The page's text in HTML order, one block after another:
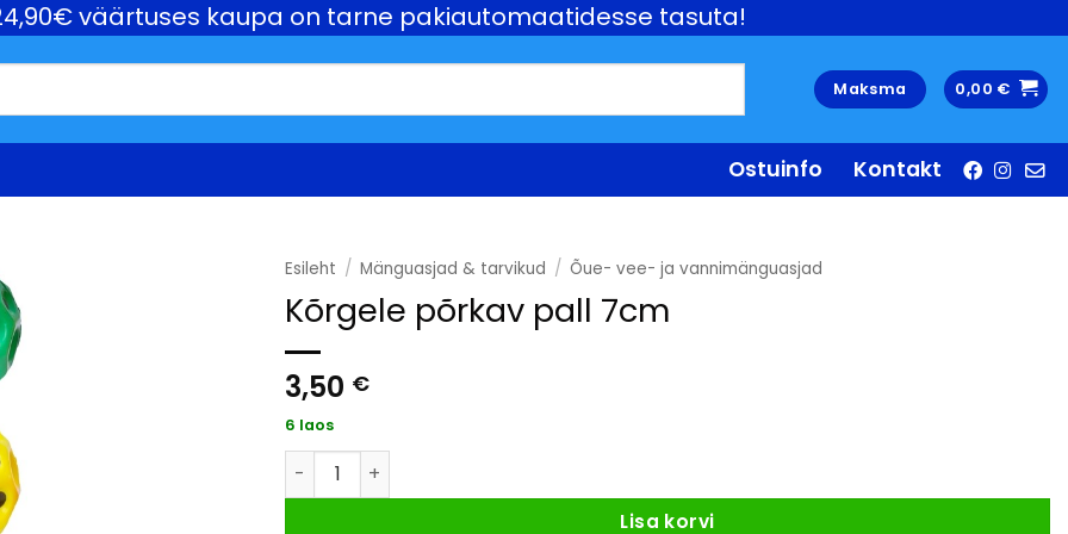
väärtuses kaupa on tarne pakiautomaatidesse tasuta!
Maksma 0,00 €
Ostuinfo Kontakt
Esileht / Mänguasjad & tarvikud / Õue- vee- ja vannimänguasjad
Kõrgele põrkav pall 7cm
3,50 €
6 laos
Kõrgele põrkav pall 7cm kogus
Lisa korvi